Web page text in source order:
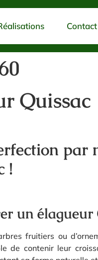
Contact
Quissac
par
!
un élagueur
fruitiers ou
de contenir leur